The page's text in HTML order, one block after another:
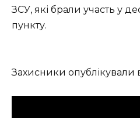
ЗСУ, які брали участь у
пункту.
Захисники опублікували